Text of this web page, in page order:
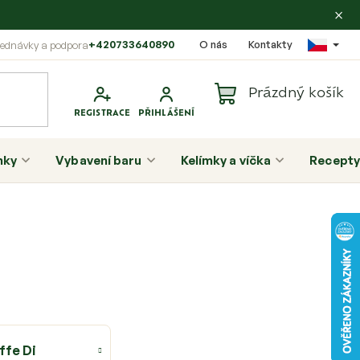
×
+420733640890 O nás Kontakty
Nákupní
Prázdný košík
Vybavení baru Kelímky a víčka Recepty
Di